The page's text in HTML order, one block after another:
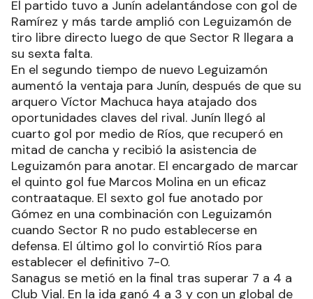
El partido tuvo a Junín adelantándose con gol de
Ramírez y más tarde amplió con Leguizamón de
tiro libre directo luego de que Sector R llegara a
su sexta falta.
En el segundo tiempo de nuevo Leguizamón
aumentó la ventaja para Junín, después de que su
arquero Víctor Machuca haya atajado dos
oportunidades claves del rival. Junín llegó al
cuarto gol por medio de Ríos, que recuperó en
mitad de cancha y recibió la asistencia de
Leguizamón para anotar. El encargado de marcar
el quinto gol fue Marcos Molina en un eficaz
contraataque. El sexto gol fue anotado por
Gómez en una combinación con Leguizamón
cuando Sector R no pudo establecerse en
defensa. El último gol lo convirtió Ríos para
establecer el definitivo 7-0.
Sanagus se metió en la final tras superar 7 a 4 a
Club Vial. En la ida ganó 4 a 3 y con un global de